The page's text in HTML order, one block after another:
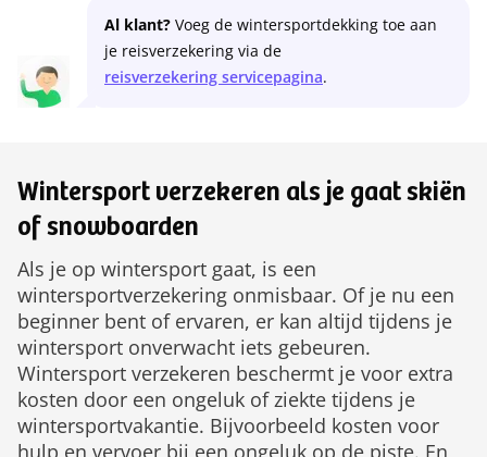
Al klant? Voeg de wintersportdekking toe aan
je reisverzekering via de
reisverzekering servicepagina.
Wintersport verzekeren als je gaat skiën
of snowboarden
Als je op wintersport gaat, is een
wintersportverzekering onmisbaar. Of je nu een
beginner bent of ervaren, er kan altijd tijdens je
wintersport onverwacht iets gebeuren.
Wintersport verzekeren beschermt je voor extra
kosten door een ongeluk of ziekte tijdens je
wintersportvakantie. Bijvoorbeeld kosten voor
hulp en vervoer bij een ongeluk op de piste. En